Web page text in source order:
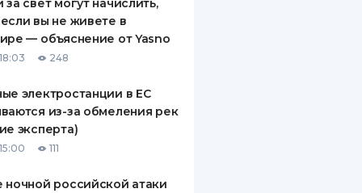
за свет могут начислить,
вы не живете в
— объяснение от Yasno
248
электростанции в ЕС
из-за обмеления рек
эксперта)
111
ночной российской атаки